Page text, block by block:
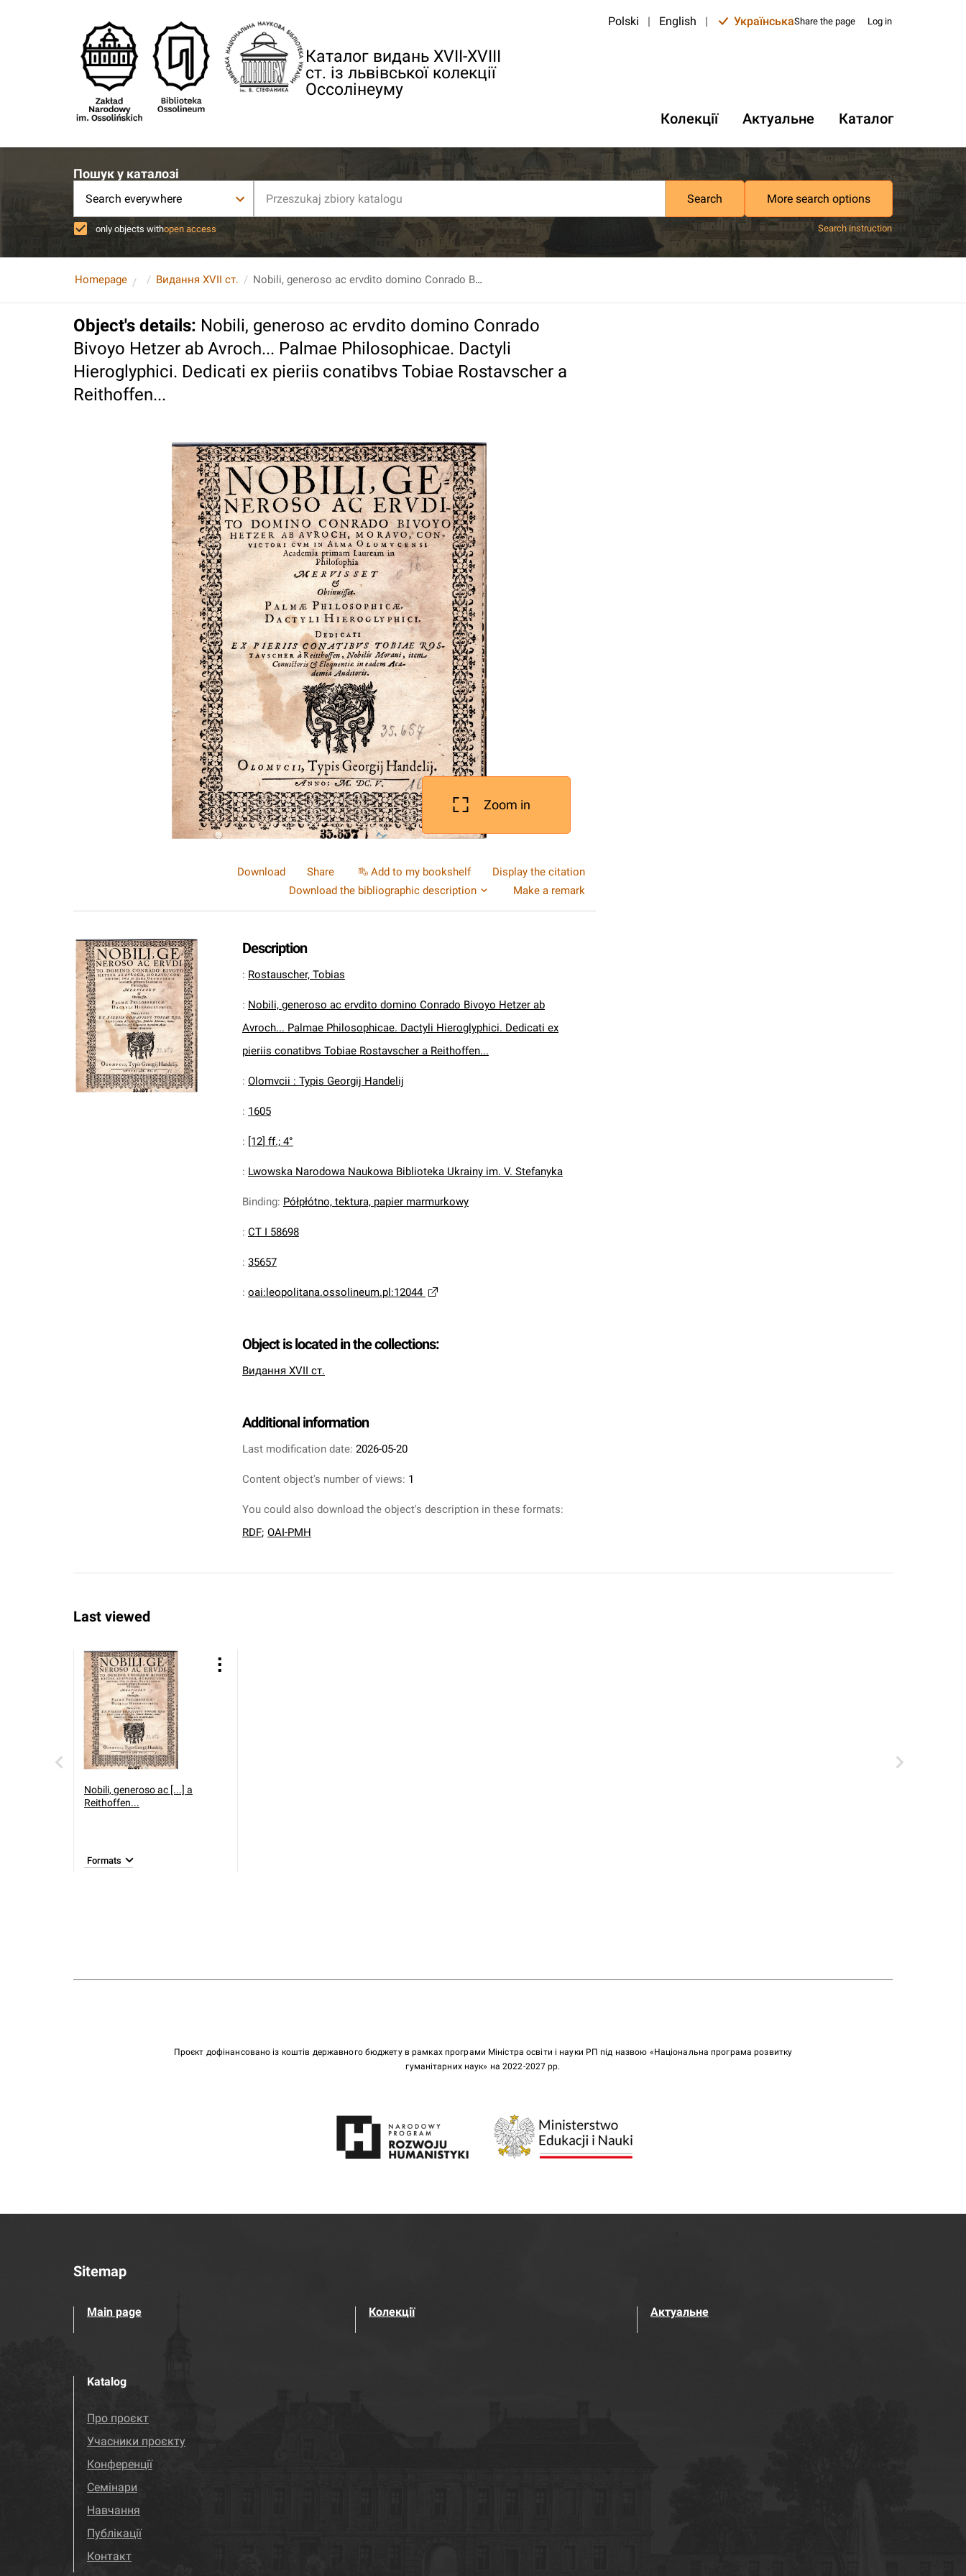
Каталог видань XVII-XVIII
ст. із львівської колекції
Оссолінеуму
Polski | English | УкраїнськаShare the page Log in
Колекції Актуальне Каталог
Пошук у каталозі
Search everywhere Search More search options
only objects withopen access Search instruction
Homepage Видання XVII ст. Nobili, generoso ac ervdito domino Conrado Bivoyo Hetzer ab Avroch... Palmae Philosophicae. Dactyli Hieroglyphici. Dedicati ex pieriis conatibvs Tobiae Rostavscher a Reithoffen...
Object's details: Nobili, generoso ac ervdito domino Conrado
Bivoyo Hetzer ab Avroch... Palmae Philosophicae. Dactyli
Hieroglyphici. Dedicati ex pieriis conatibvs Tobiae Rostavscher a
Reithoffen...
Zoom in
Download Share Add to my bookshelf
Display the citation
Download the bibliographic description
Make a remark
Description
: Rostauscher, Tobias
: Nobili, generoso ac ervdito domino Conrado Bivoyo Hetzer ab
Avroch... Palmae Philosophicae. Dactyli Hieroglyphici. Dedicati ex
pieriis conatibvs Tobiae Rostavscher a Reithoffen...
: Olomvcii : Typis Georgij Handelij
: 1605
: [12] ff.; 4°
: Lwowska Narodowa Naukowa Biblioteka Ukrainy im. V. Stefanyka
Binding: Półpłótno, tektura, papier marmurkowy
: CT I 58698
: 35657
: oai:leopolitana.ossolineum.pl:12044
Object is located in the collections:
Видання XVII ст.
Additional information
Last modification date: 2026-05-20
Content object's number of views: 1
You could also download the object's description in these formats:
RDF; OAI-PMH
Last viewed
Nobili, generoso ac [...] a
Reithoffen...
Formats
Проєкт дофінансовано із коштів державного бюджету в рамках програми Міністра освіти і науки РП під назвою «Національна програма розвитку
гуманітарних наук» на 2022-2027 рр.
Sitemap
Main page Колекції Актуальне
Katalog
Про проєкт
Учасники проєкту
Конференції
Семінари
Навчання
Публікації
Контакт